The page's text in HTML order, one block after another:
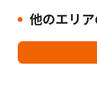
他のエリ